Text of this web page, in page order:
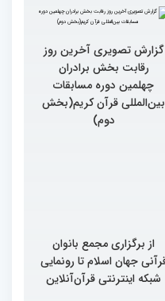
گزارش تصویری آخرین روز
رقابت بخش برادران